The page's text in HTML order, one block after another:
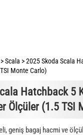
>Scala >2025 Skoda Scala
Monte Carlo)
Hatchback 5
Ölçüler (1.5 TSI
geniş bagaj hacmi ve